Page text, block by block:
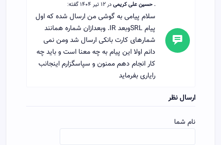
. حسین علی کریمیدر 12 تیر 1404 گفته:
سلام پیامی به گوشی من ارسال شده که اول
پیام SRLوبعد IR. وبعدازان شماره همانند
شمارهای کارت بانکی ارسال شد ومن نمی
دانم اولا این پیام به چه معنا است و باید چه
کار انجام دهم ممنون و سپاسگزارم اینجانب
رایاری بفرماید
ارسال نظر
نام شما